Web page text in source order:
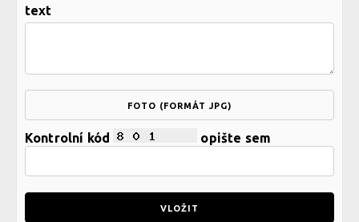
text
FOTO (FORMÁT JPG)
Kontrolní kód opište sem